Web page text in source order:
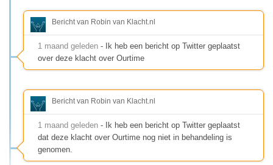
Bericht van Robin van Klacht.nl
1 maand geleden - Ik heb een bericht op Twitter geplaatst
over deze klacht over Ourtime
Bericht van Robin van Klacht.nl
1 maand geleden - Ik heb een bericht op Twitter geplaatst
dat deze klacht over Ourtime nog niet in behandeling is
genomen.